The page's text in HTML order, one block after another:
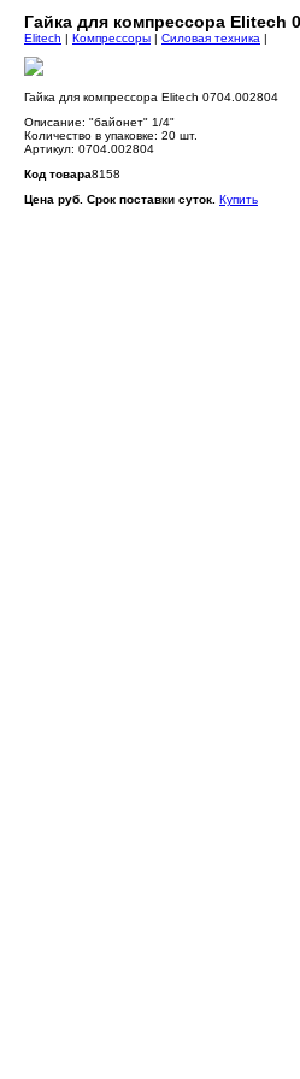
Гайка для компрессора Elitech
Elitech | Компрессоры | Силовая техника |
Гайка для компрессора Elitech 0704.002804
Описание: "байонет" 1/4"
Количество в упаковке: 20 шт.
Артикул: 0704.002804
Код товара8158
Цена руб. Срок поставки суток. Купить